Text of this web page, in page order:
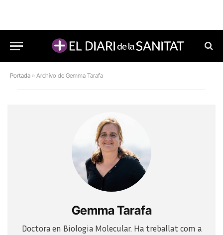
Portada » Archivo de Gemma Tarafa
Gemma Tarafa
Doctora en Biologia Molecular. Ha treballat com a